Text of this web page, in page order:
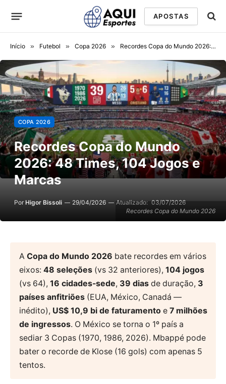
APOSTAS
Início » Futebol » Copa 2026 » Recordes Copa do Mundo 2026: 48 Times, 104 Jogos e Marcas
Recordes Copa do Mundo 2026
COPA 2026
Recordes Copa do Mundo
2026: 48 Times, 104 Jogos e
Marcas
Por Higor Bissoli 29/04/2026 Atualizado: 03/07/2026
A Copa do Mundo 2026 bate recordes em vários
eixos: 48 seleções(vs 32 anteriores), 104 jogos
(vs 64), 16 cidades-sede, 39 diasde duração, 3
países anfitriões(EUA, México, Canadá —
inédito), US$ 10,9 bi de faturamentoe 7 milhões
de ingressos. O México se torna o 1º país a
sediar 3 Copas (1970, 1986, 2026). Mbappé pode
bater o recorde de Klose (16 gols) com apenas 5
tentos.